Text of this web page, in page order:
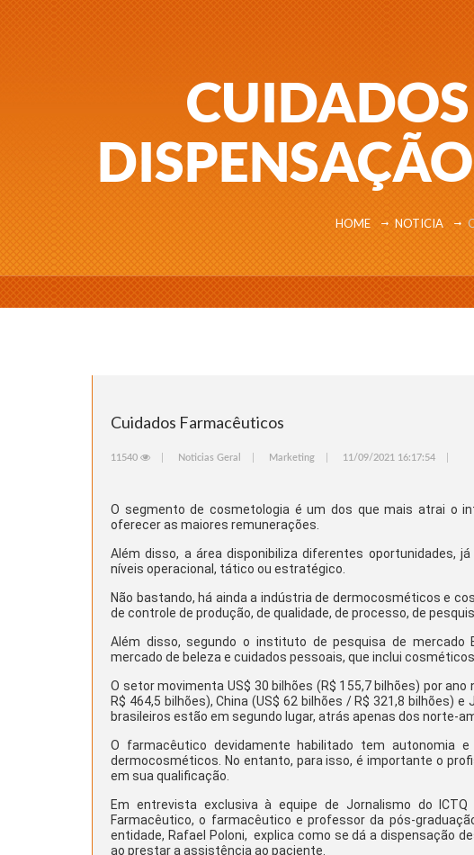
HOME NOTICIA
Cuidados Farmacêuticos
11540 Noticias Geral Marketing 11/09/2021 16:17:54
O segmento de cosmetologia é um dos que mais atrai o
oferecer as maiores remunerações.
Além disso, a área disponibiliza diferentes oportunidades,
níveis operacional, tático ou estratégico.
Não bastando, há ainda a indústria de dermocosméticos e
de controle de produção, de qualidade, de processo, de
Além disso, segundo o instituto de pesquisa de mercado
mercado de beleza e cuidados pessoais, que inclui
O setor movimenta US$ 30 bilhões (R$ 155,7 bilhões) por
R$ 464,5 bilhões), China (US$ 62 bilhões / R$ 321,8 bilhões)
brasileiros estão em segundo lugar, atrás apenas dos norte-
O farmacêutico devidamente habilitado tem autonomia
dermocosméticos. No entanto, para isso, é importante o
em sua qualificação.
Em entrevista exclusiva à equipe de Jornalismo do
Farmacêutico, o farmacêutico e professor da pós-
entidade, Rafael Poloni, explica como se dá a dispensação
ao prestar a assistência ao paciente.